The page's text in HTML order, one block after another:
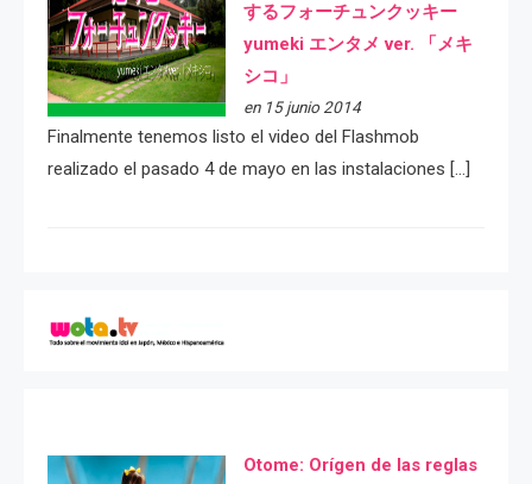
するフォーチュンクッキー
yumeki エンタメ ver. 「メキ
シコ」
en 15 junio 2014
Finalmente tenemos listo el video del Flashmob
realizado el pasado 4 de mayo en las instalaciones […]
Otome: Orígen de las reglas